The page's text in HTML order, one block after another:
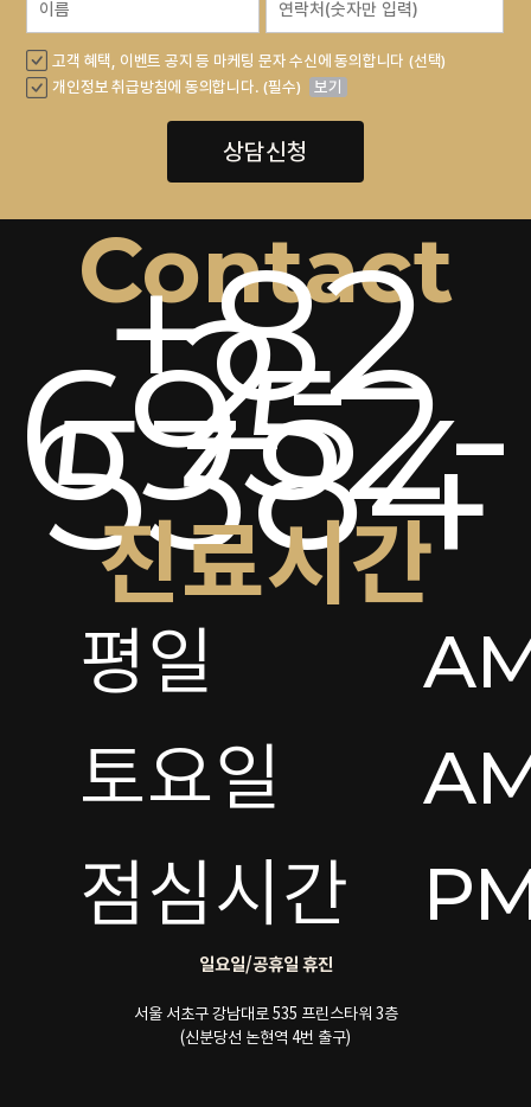
고객 혜택, 이벤트 공지 등 마케팅 문자 수신에 동의합니다 (선택)
개인정보 취급방침에 동의합니다. (필수)
보기
상담신청
Contact
+82
2-
6952-
5384
진료시간
평일
토요일
점심시간
일요일/공휴일 휴진
서울 서초구 강남대로 535 프린스타워 3층
(신분당선 논현역 4번 출구)